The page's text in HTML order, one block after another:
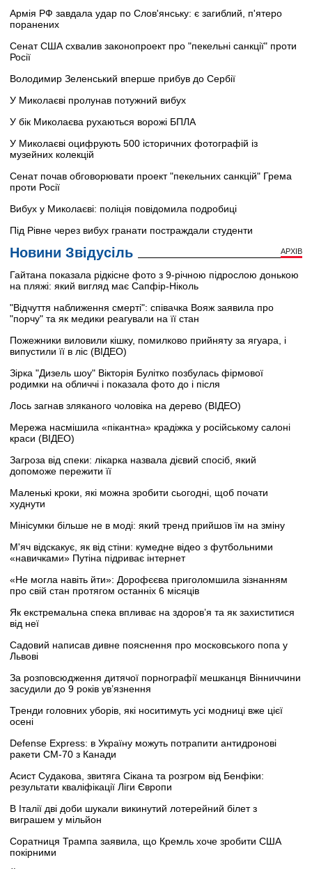
Армія РФ завдала удар по Слов'янську: є загиблий, п'ятеро
поранених
Сенат США схвалив законопроект про "пекельні санкції" проти
Росії
Володимир Зеленський вперше прибув до Сербії
У Миколаєві пролунав потужний вибух
У бік Миколаєва рухаються ворожі БПЛА
У Миколаєві оцифрують 500 історичних фотографій із
музейних колекцій
Сенат почав обговорювати проект "пекельних санкцій" Грема
проти Росії
Вибух у Миколаєві: поліція повідомила подробиці
Під Рівне через вибух гранати постраждали студенти
Новини Звідусіль АРХІВ
Гайтана показала рідкісне фото з 9-річною підрослою донькою
на пляжі: який вигляд має Сапфір-Ніколь
"Відчуття наближення смерті": співачка Вояж заявила про
"порчу" та як медики реагували на її стан
Пожежники виловили кішку, помилково прийняту за ягуара, і
випустили її в ліс (ВІДЕО)
Зірка "Дизель шоу" Вікторія Булітко позбулась фірмової
родимки на обличчі і показала фото до і після
Лось загнав зляканого чоловіка на дерево (ВІДЕО)
Мережа насмішила «пікантна» крадіжка у російському салоні
краси (ВІДЕО)
Загроза від спеки: лікарка назвала дієвий спосіб, який
допоможе пережити її
Маленькі кроки, які можна зробити сьогодні, щоб почати
худнути
Мінісумки більше не в моді: який тренд прийшов їм на зміну
М'яч відскакує, як від стіни: кумедне відео з футбольними
«навичками» Путіна підриває інтернет
«Не могла навіть йти»: Дорофєєва приголомшила зізнанням
про свій стан протягом останніх 6 місяців
Як екстремальна спека впливає на здоров’я та як захиститися
від неї
Садовий написав дивне пояснення про московського попа у
Львові
За розповсюдження дитячої порнографії мешканця Вінниччини
засудили до 9 років ув’язнення
Тренди головних уборів, які носитимуть усі модниці вже цієї
осені
Defense Express: в Україну можуть потрапити антидронові
ракети CM-70 з Канади
Асист Судакова, звитяга Сікана та розгром від Бенфіки:
результати кваліфікації Ліги Європи
В Італії дві доби шукали викинутий лотерейний білет з
виграшем у мільйон
Соратниця Трампа заявила, що Кремль хоче зробити США
покірними